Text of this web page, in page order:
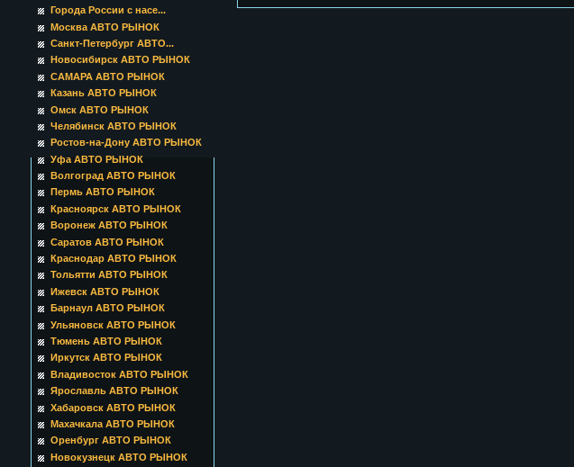
Города России с насе...
Москва АВТО РЫНОК
Санкт-Петербург АВТО...
Новосибирск АВТО РЫНОК
САМАРА АВТО РЫНОК
Казань АВТО РЫНОК
Омск АВТО РЫНОК
Челябинск АВТО РЫНОК
Ростов-на-Дону АВТО РЫНОК
Уфа АВТО РЫНОК
Волгоград АВТО РЫНОК
Пермь АВТО РЫНОК
Красноярск АВТО РЫНОК
Воронеж АВТО РЫНОК
Саратов АВТО РЫНОК
Краснодар АВТО РЫНОК
Тольятти АВТО РЫНОК
Ижевск АВТО РЫНОК
Барнаул АВТО РЫНОК
Ульяновск АВТО РЫНОК
Тюмень АВТО РЫНОК
Иркутск АВТО РЫНОК
Владивосток АВТО РЫНОК
Ярославль АВТО РЫНОК
Хабаровск АВТО РЫНОК
Махачкала АВТО РЫНОК
Оренбург АВТО РЫНОК
Новокузнецк АВТО РЫНОК